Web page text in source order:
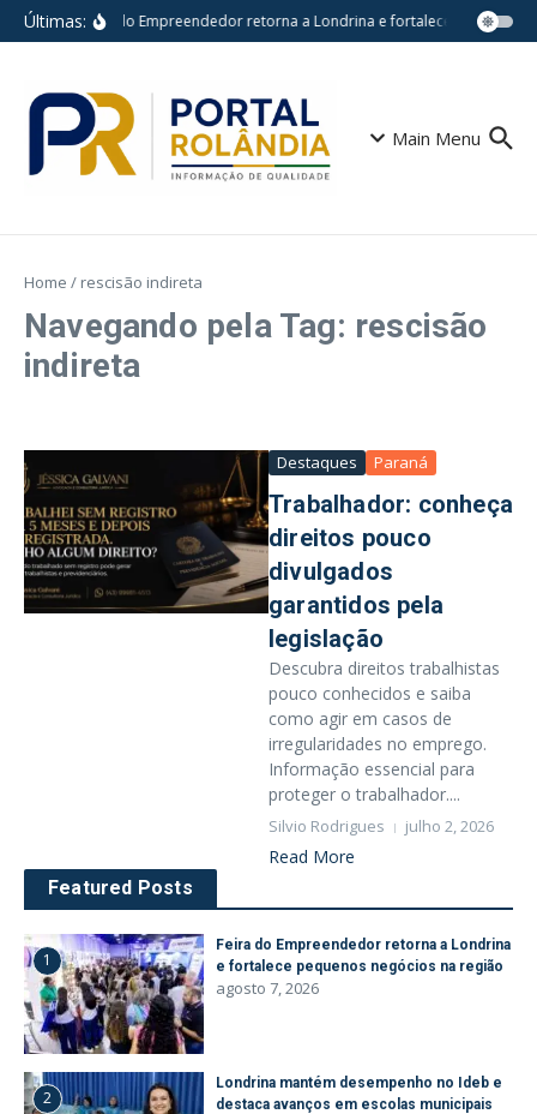
Ir para o conteúdo
Últimas:Feira do Empreendedor retorna a Londrina e fortalece pequenos
Main Menu
Home / rescisão indireta
Navegando pela Tag: rescisão
indireta
Destaques Paraná
Trabalhador: conheça
direitos pouco
divulgados
garantidos pela
legislação
Descubra direitos trabalhistas
pouco conhecidos e saiba
como agir em casos de
irregularidades no emprego.
Informação essencial para
proteger o trabalhador....
Silvio Rodrigues julho 2, 2026
Read More
Featured Posts
1
Feira do Empreendedor retorna a Londrina
e fortalece pequenos negócios na região
agosto 7, 2026
2
Londrina mantém desempenho no Ideb e
destaca avanços em escolas municipais